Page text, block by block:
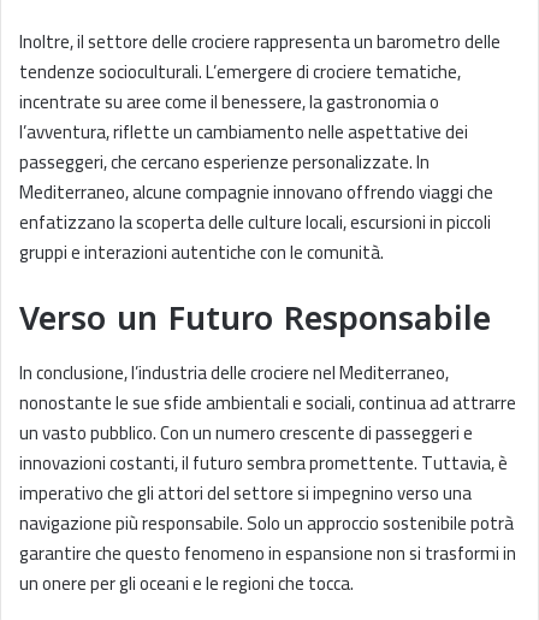
Inoltre, il settore delle crociere rappresenta un barometro delle
tendenze socioculturali. L’emergere di crociere tematiche,
incentrate su aree come il benessere, la gastronomia o
l’avventura, riflette un cambiamento nelle aspettative dei
passeggeri, che cercano esperienze personalizzate. In
Mediterraneo, alcune compagnie innovano offrendo viaggi che
enfatizzano la scoperta delle culture locali, escursioni in piccoli
gruppi e interazioni autentiche con le comunità.
Verso un Futuro Responsabile
In conclusione, l’industria delle crociere nel Mediterraneo,
nonostante le sue sfide ambientali e sociali, continua ad attrarre
un vasto pubblico. Con un numero crescente di passeggeri e
innovazioni costanti, il futuro sembra promettente. Tuttavia, è
imperativo che gli attori del settore si impegnino verso una
navigazione più responsabile. Solo un approccio sostenibile potrà
garantire che questo fenomeno in espansione non si trasformi in
un onere per gli oceani e le regioni che tocca.